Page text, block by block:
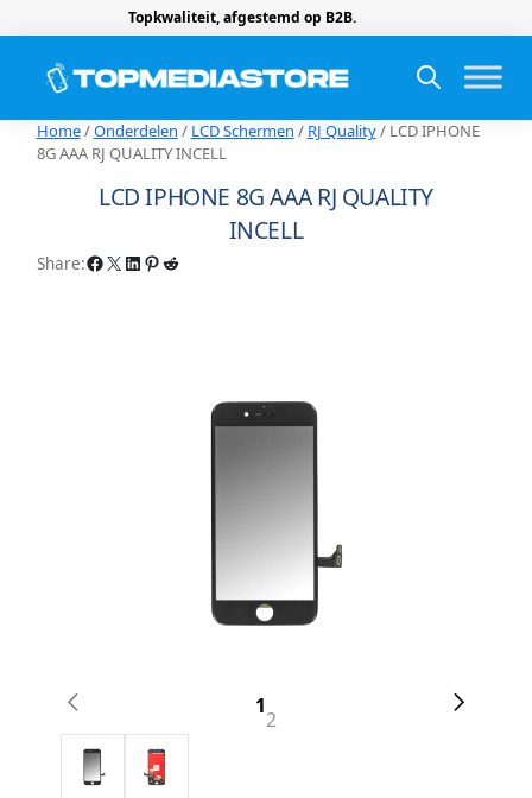
Topkwaliteit, afgestemd op B2B.
Home/Onderdelen / LCD Schermen / RJ Quality/ LCD IPHONE
8G AAA RJ QUALITY INCELL
LCD IPHONE 8G AAA RJ QUALITY
INCELL
Share:Facebook X LinkedIn Pinterest Reddit
1
2